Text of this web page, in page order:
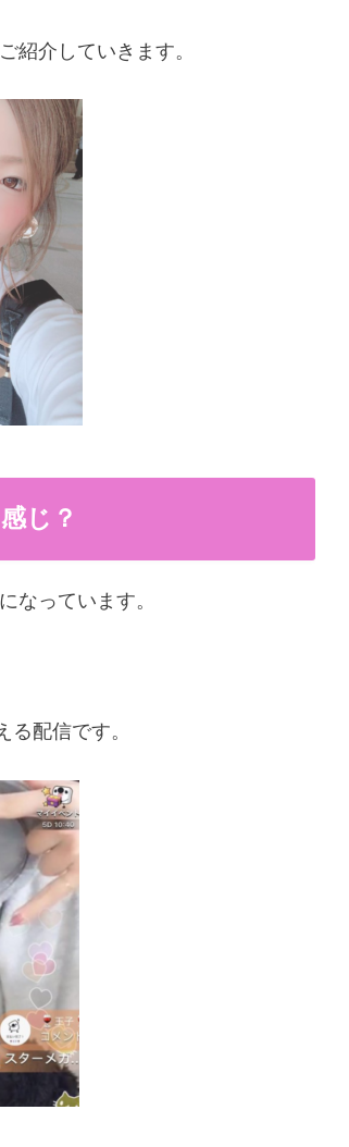
紹介していきます。
じ？
なっています。
配信です。